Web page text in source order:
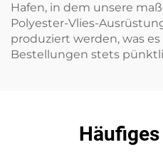
Hafen, in dem unsere
Polyester-Vlies-
produziert werden, was
Bestellungen stets